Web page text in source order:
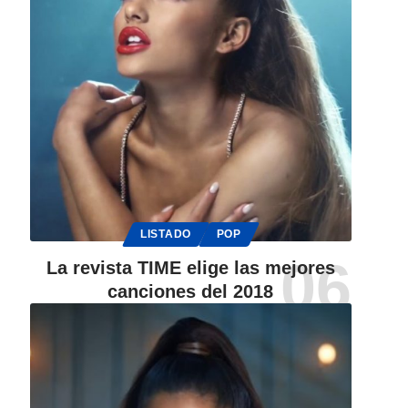
LISTADO POP
La revista TIME elige las mejores
canciones del 2018